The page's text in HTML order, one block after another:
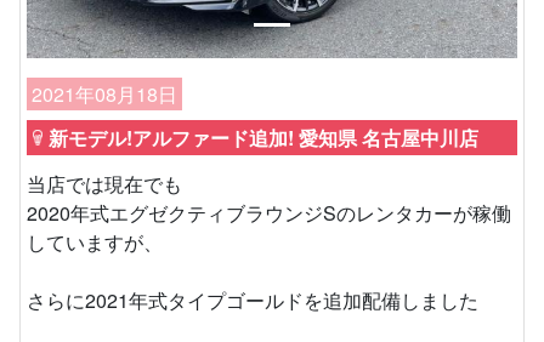
2021年08月18日
新モデル!アルファード追加! 愛知県 名古屋中川店
当店では現在でも
2020年式エグゼクティブラウンジSのレンタカーが稼働
していますが、
さらに2021年式タイプゴールドを追加配備しました